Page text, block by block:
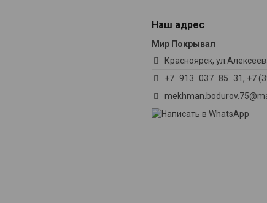
Наш адрес
Мир Покрывал
Красноярск,
+7‒913‒037‒85‒31, +7